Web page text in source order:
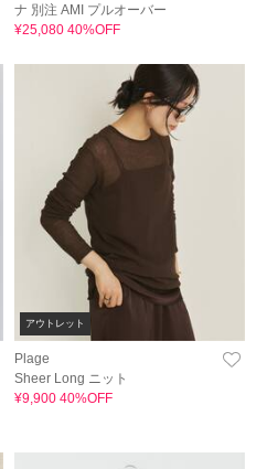
ナ 別注 AMI プルオーバー
¥25,080 40%OFF
アウトレット
Plage
Sheer Long ニット
¥9,900 40%OFF